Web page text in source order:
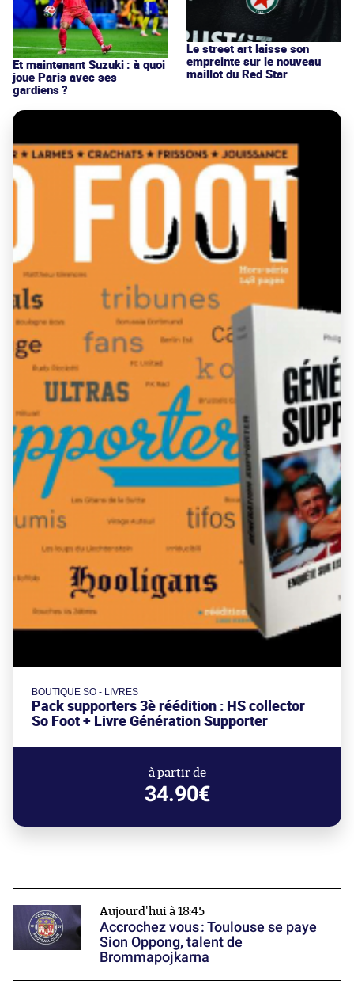
Et maintenant Suzuki : à quoi
joue Paris avec ses
gardiens ?
Le street art laisse son
empreinte sur le nouveau
maillot du Red Star
BOUTIQUE SO - LIVRES
Pack supporters 3è réédition : HS collector
So Foot + Livre Génération Supporter
à partir de
34.90€
Aujourd'hui à 18:45
Accrochez vous : Toulouse se paye
Sion Oppong, talent de
Brommapojkarna